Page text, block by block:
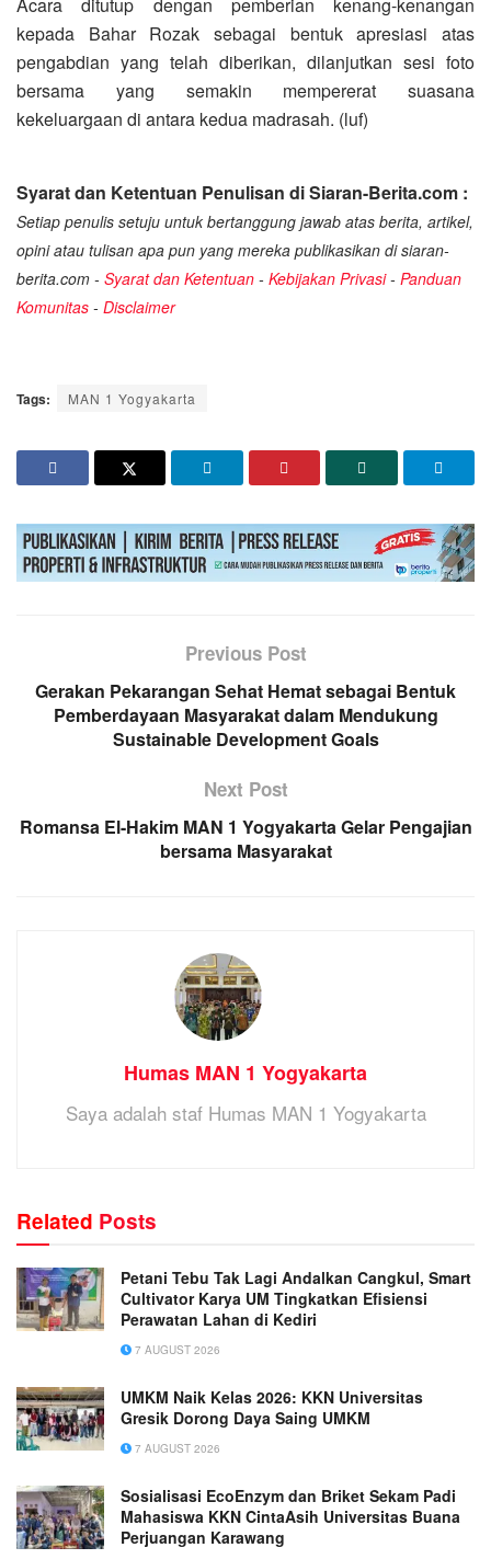
Acara ditutup dengan pemberian kenang-kenangan
kepada Bahar Rozak sebagai bentuk apresiasi atas
pengabdian yang telah diberikan, dilanjutkan sesi foto
bersama yang semakin mempererat suasana
kekeluargaan di antara kedua madrasah. (luf)
Syarat dan Ketentuan Penulisan di Siaran-Berita.com :
Setiap penulis setuju untuk bertanggung jawab atas berita, artikel,
opini atau tulisan apa pun yang mereka publikasikan di siaran-
berita.com - Syarat dan Ketentuan - Kebijakan Privasi- Panduan
Komunitas - Disclaimer
Tags: MAN 1 Yogyakarta
Previous Post
Gerakan Pekarangan Sehat Hemat sebagai Bentuk
Pemberdayaan Masyarakat dalam Mendukung
Sustainable Development Goals
Next Post
Romansa El-Hakim MAN 1 Yogyakarta Gelar Pengajian
bersama Masyarakat
Humas MAN 1 Yogyakarta
Saya adalah staf Humas MAN 1 Yogyakarta
Related Posts
Petani Tebu Tak Lagi Andalkan Cangkul, Smart
Cultivator Karya UM Tingkatkan Efisiensi
Perawatan Lahan di Kediri
7 AUGUST 2026
UMKM Naik Kelas 2026: KKN Universitas
Gresik Dorong Daya Saing UMKM
7 AUGUST 2026
Sosialisasi EcoEnzym dan Briket Sekam Padi
Mahasiswa KKN CintaAsih Universitas Buana
Perjuangan Karawang